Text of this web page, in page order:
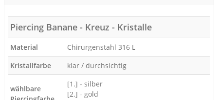
Piercing Banane - Kreuz - Kristalle
Material
Chirurgenstahl 316 L
Kristallfarbe
klar / durchsichtig
wählbare
[1.] - silber
[2.] - gold